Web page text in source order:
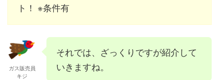
ト！ ※条件有
ガス販売員
キジ
それでは、ざっくりですが紹介して
いきますね。